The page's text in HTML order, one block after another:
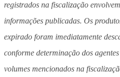
registrados na fiscalização
informações publicadas. Os
expirado foram imediatamente
conforme determinação dos
volumes mencionados na